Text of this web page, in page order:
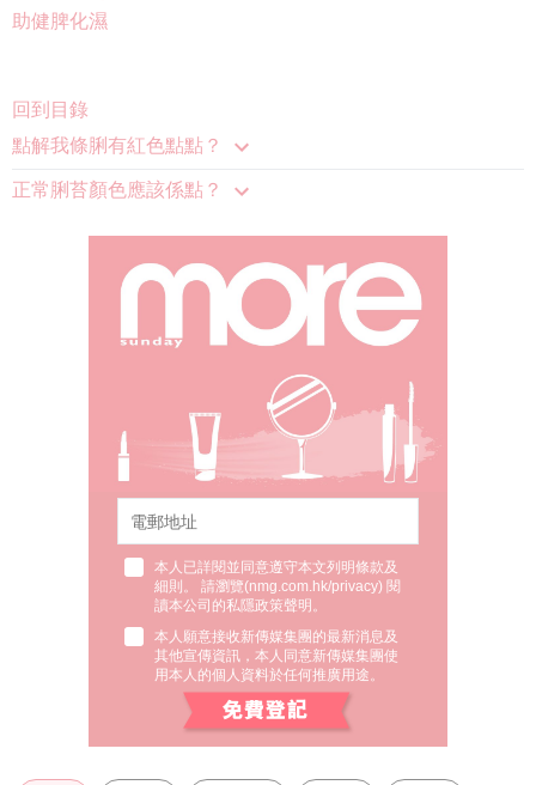
助健脾化濕
回到目錄
點解我條脷有紅色點點？
正常脷苔顏色應該係點？
本人已詳閱並同意遵守本文列明條款及
細則。 請瀏覽(nmg.com.hk/privacy) 閱
讀本公司的私隱政策聲明。
本人願意接收新傳媒集團的最新消息及
其他宣傳資訊，本人同意新傳媒集團使
用本人的個人資料於任何推廣用途。